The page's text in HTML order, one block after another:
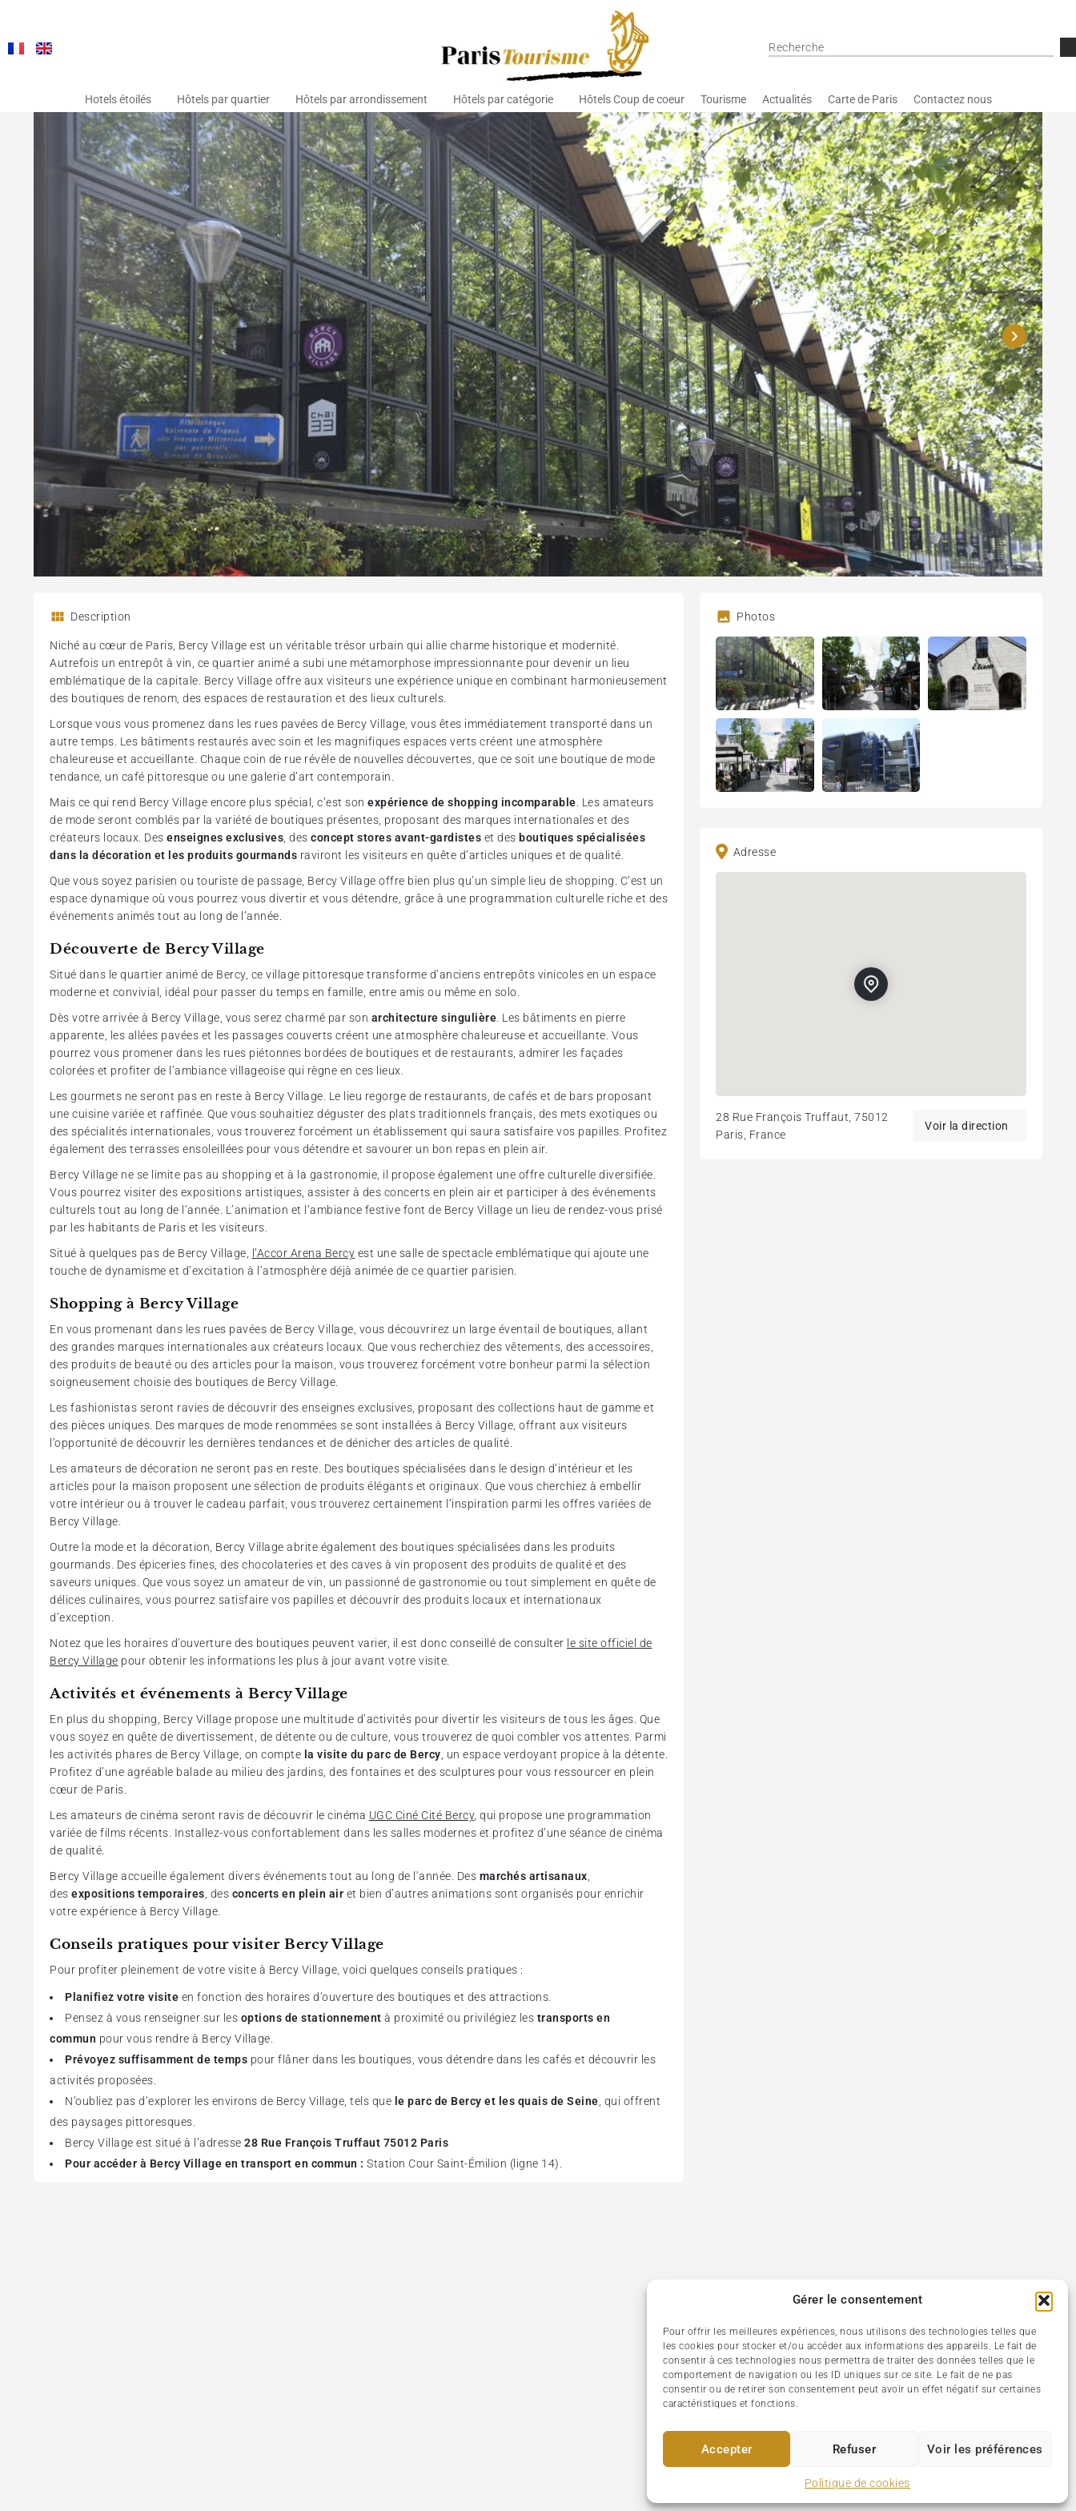
Gérer le consentement
Pour offrir les meilleures expériences, nous utilisons des technologies telles que
les cookies pour stocker et/ou accéder aux informations des appareils. Le fait de
consentir à ces technologies nous permettra de traiter des données telles que le
comportement de navigation ou les ID uniques sur ce site. Le fait de ne pas
consentir ou de retirer son consentement peut avoir un effet négatif sur certaines
caractéristiques et fonctions.
Accepter Refuser Voir les préférences
Politique de cookies
Hotels étoilés Hôtels par quartier Hôtels par arrondissement Hôtels par catégorie Hôtels Coup de coeur Tourisme Actualités Carte de Paris Contactez nous
Description
Niché au cœur de Paris, Bercy Village est un véritable trésor urbain qui allie charme historique et modernité.
Autrefois un entrepôt à vin, ce quartier animé a subi une métamorphose impressionnante pour devenir un lieu
emblématique de la capitale. Bercy Village offre aux visiteurs une expérience unique en combinant harmonieusement
des boutiques de renom, des espaces de restauration et des lieux culturels.
Lorsque vous vous promenez dans les rues pavées de Bercy Village, vous êtes immédiatement transporté dans un
autre temps. Les bâtiments restaurés avec soin et les magnifiques espaces verts créent une atmosphère
chaleureuse et accueillante. Chaque coin de rue révèle de nouvelles découvertes, que ce soit une boutique de mode
tendance, un café pittoresque ou une galerie d’art contemporain.
Mais ce qui rend Bercy Village encore plus spécial, c’est son expérience de shopping incomparable . Les amateurs
de mode seront comblés par la variété de boutiques présentes, proposant des marques internationales et des
créateurs locaux. Des enseignes exclusives , des concept stores avant-gardistes et des boutiques spécialisées
dans la décoration et les produits gourmands raviront les visiteurs en quête d’articles uniques et de qualité.
Que vous soyez parisien ou touriste de passage, Bercy Village offre bien plus qu’un simple lieu de shopping. C’est un
espace dynamique où vous pourrez vous divertir et vous détendre, grâce à une programmation culturelle riche et des
événements animés tout au long de l’année.
Découverte de Bercy Village
Situé dans le quartier animé de Bercy, ce village pittoresque transforme d’anciens entrepôts vinicoles en un espace
moderne et convivial, idéal pour passer du temps en famille, entre amis ou même en solo.
Dès votre arrivée à Bercy Village, vous serez charmé par son architecture singulière . Les bâtiments en pierre
apparente, les allées pavées et les passages couverts créent une atmosphère chaleureuse et accueillante. Vous
pourrez vous promener dans les rues piétonnes bordées de boutiques et de restaurants, admirer les façades
colorées et profiter de l’ambiance villageoise qui règne en ces lieux.
Les gourmets ne seront pas en reste à Bercy Village. Le lieu regorge de restaurants, de cafés et de bars proposant
une cuisine variée et raffinée. Que vous souhaitiez déguster des plats traditionnels français, des mets exotiques ou
des spécialités internationales, vous trouverez forcément un établissement qui saura satisfaire vos papilles. Profitez
également des terrasses ensoleillées pour vous détendre et savourer un bon repas en plein air.
Bercy Village ne se limite pas au shopping et à la gastronomie, il propose également une offre culturelle diversifiée.
Vous pourrez visiter des expositions artistiques, assister à des concerts en plein air et participer à des événements
culturels tout au long de l’année. L’animation et l’ambiance festive font de Bercy Village un lieu de rendez-vous prisé
par les habitants de Paris et les visiteurs.
Situé à quelques pas de Bercy Village,
l’Accor Arena Bercy est une salle de spectacle emblématique qui ajoute une
touche de dynamisme et d’excitation à l’atmosphère déjà animée de ce quartier parisien.
Shopping à Bercy Village
En vous promenant dans les rues pavées de Bercy Village, vous découvrirez un large éventail de boutiques, allant
des grandes marques internationales aux créateurs locaux. Que vous recherchiez des vêtements, des accessoires,
des produits de beauté ou des articles pour la maison, vous trouverez forcément votre bonheur parmi la sélection
soigneusement choisie des boutiques de Bercy Village.
Les fashionistas seront ravies de découvrir des enseignes exclusives, proposant des collections haut de gamme et
des pièces uniques. Des marques de mode renommées se sont installées à Bercy Village, offrant aux visiteurs
l’opportunité de découvrir les dernières tendances et de dénicher des articles de qualité.
Les amateurs de décoration ne seront pas en reste. Des boutiques spécialisées dans le design d’intérieur et les
articles pour la maison proposent une sélection de produits élégants et originaux. Que vous cherchiez à embellir
votre intérieur ou à trouver le cadeau parfait, vous trouverez certainement l’inspiration parmi les offres variées de
Bercy Village.
Outre la mode et la décoration, Bercy Village abrite également des boutiques spécialisées dans les produits
gourmands. Des épiceries fines, des chocolateries et des caves à vin proposent des produits de qualité et des
saveurs uniques. Que vous soyez un amateur de vin, un passionné de gastronomie ou tout simplement en quête de
délices culinaires, vous pourrez satisfaire vos papilles et découvrir des produits locaux et internationaux
d’exception.
Notez que les horaires d’ouverture des boutiques peuvent varier, il est donc conseillé de consulter le site officiel de
Bercy Village pour obtenir les informations les plus à jour avant votre visite.
Activités et événements à Bercy Village
En plus du shopping, Bercy Village propose une multitude d’activités pour divertir les visiteurs de tous les âges. Que
vous soyez en quête de divertissement, de détente ou de culture, vous trouverez de quoi combler vos attentes. Parmi
les activités phares de Bercy Village, on compte la visite du parc de Bercy , un espace verdoyant propice à la détente.
Profitez d’une agréable balade au milieu des jardins, des fontaines et des sculptures pour vous ressourcer en plein
cœur de Paris.
Les amateurs de cinéma seront ravis de découvrir le cinéma UGC Ciné Cité Bercy, qui propose une programmation
variée de films récents. Installez-vous confortablement dans les salles modernes et profitez d’une séance de cinéma
de qualité.
Bercy Village accueille également divers événements tout au long de l’année. Des marchés artisanaux
des expositions temporaires , des concerts en plein air et bien d’autres animations sont organisés pour enrichir
votre expérience à Bercy Village.
Conseils pratiques pour visiter Bercy Village
Pour profiter pleinement de votre visite à Bercy Village, voici quelques conseils pratiques :
Planifiez votre visite en fonction des horaires d’ouverture des boutiques et des attractions.
Pensez à vous renseigner sur les options de stationnement à proximité ou privilégiez les transports en
commun pour vous rendre à Bercy Village.
Prévoyez suffisamment de temps pour flâner dans les boutiques, vous détendre dans les cafés et découvrir les
activités proposées.
N’oubliez pas d’explorer les environs de Bercy Village, tels que le parc de Bercy et les quais de Seine , qui offrent
des paysages pittoresques.
Bercy Village est situé à l’adresse 28 Rue François Truffaut 75012 Paris
Pour accéder à Bercy Village en transport en commun : Station Cour Saint-Émilion (ligne 14).
Photos
Adresse
28 Rue François Truffaut, 75012
Paris, France